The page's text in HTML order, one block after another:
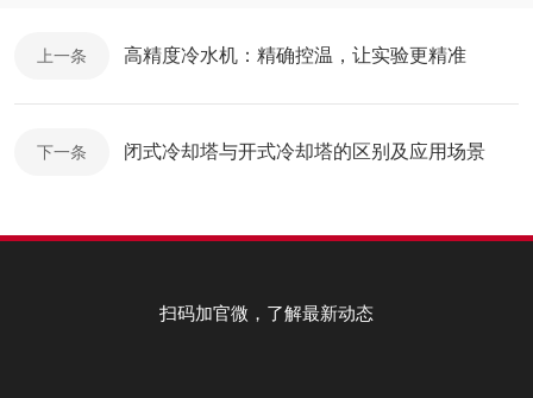
上一条 高精度冷水机：精确控温，让实验更精准
下一条 闭式冷却塔与开式冷却塔的区别及应用场景
扫码加官微，了解最新动态